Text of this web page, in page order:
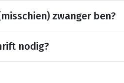
zwanger ben?
nodig?